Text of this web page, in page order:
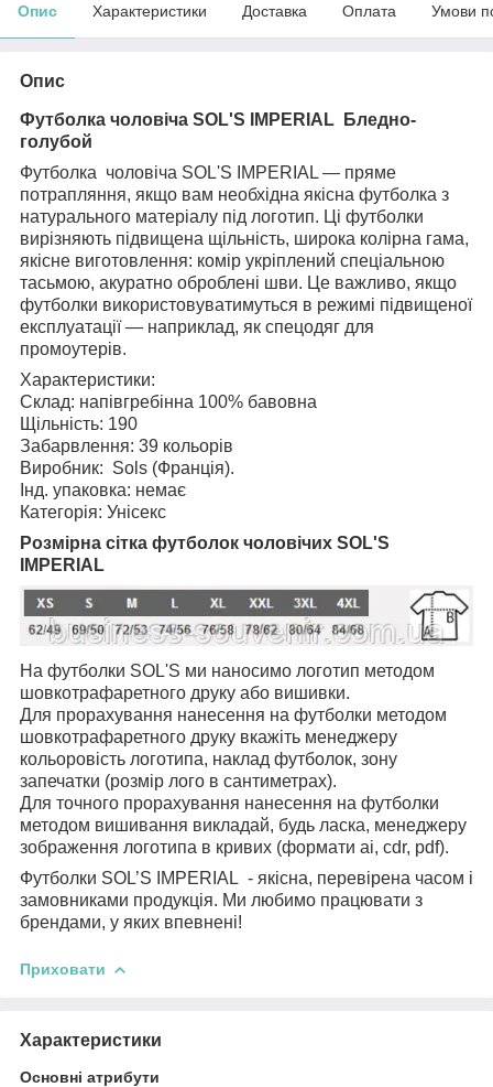
Опис Характеристики Доставка Оплата Умови
Опис
Футболка чоловіча SOL'S IMPERIAL
Бледно-
голубой
Футболка чоловіча SOL'S IMPERIAL — пряме
потрапляння, якщо вам необхідна якісна футболка з
натурального матеріалу під логотип. Ці футболки
вирізняють підвищена щільність, широка колірна гама,
якісне виготовлення: комір укріплений спеціальною
тасьмою, акуратно оброблені шви. Це важливо, якщо
футболки використовуватимуться в режимі підвищеної
експлуатації — наприклад, як спецодяг для
промоутерів.
Характеристики:
Склад: напівгребінна 100% бавовна
Щільність: 190
Забарвлення: 39 кольорів
Виробник: Sols (Франція).
Інд. упаковка: немає
Категорія: Унісекс
Розмірна сітка футболок чоловічих SOL'S
IMPERIAL
На футболки SOL'S ми наносимо логотип методом
шовкотрафаретного друку або вишивки.
Для прорахування нанесення на футболки методом
шовкотрафаретного друку вкажіть менеджеру
кольоровість логотипа, наклад футболок, зону
запечатки (розмір лого в сантиметрах).
Для точного прорахування нанесення на футболки
методом вишивання викладай, будь ласка, менеджеру
зображення логотипа в кривих (формати ai, cdr, pdf).
Футболки SOL’S IMPERIAL - якісна, перевірена часом і
замовниками продукція. Ми любимо працювати з
брендами, у яких впевнені!
Приховати
Характеристики
Основні атрибути